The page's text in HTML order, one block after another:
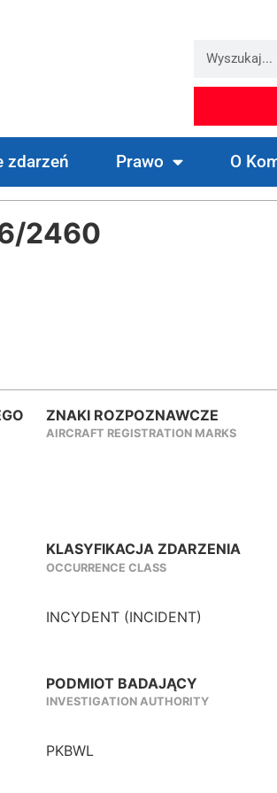
zdarzeń Prawo O
2460
ZNAKI ROZPOZNAWCZE
AIRCRAFT REGISTRATION MARKS
KLASYFIKACJA ZDARZENIA
OCCURRENCE CLASS
INCYDENT (INCIDENT)
PODMIOT BADAJĄCY
INVESTIGATION AUTHORITY
PKBWL